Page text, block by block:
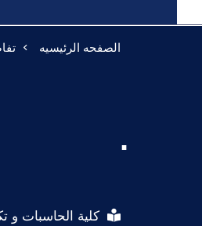
الصفحه الرئيسيه
.
كلية الحاسبات و